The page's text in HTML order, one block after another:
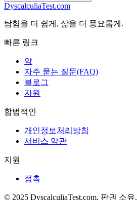
DyscalculiaTest.com
탐험을 더 쉽게, 삶을 더 풍요롭게.
빠른 링크
약
자주 묻는 질문(FAQ)
블로그
자원
합법적인
개인정보처리방침
서비스 약관
지원
접촉
© 2025 DyscalculiaTest.com. 판권 소유.